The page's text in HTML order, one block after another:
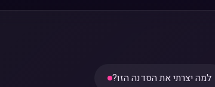
למה יצרתי את הסדנה הזו?